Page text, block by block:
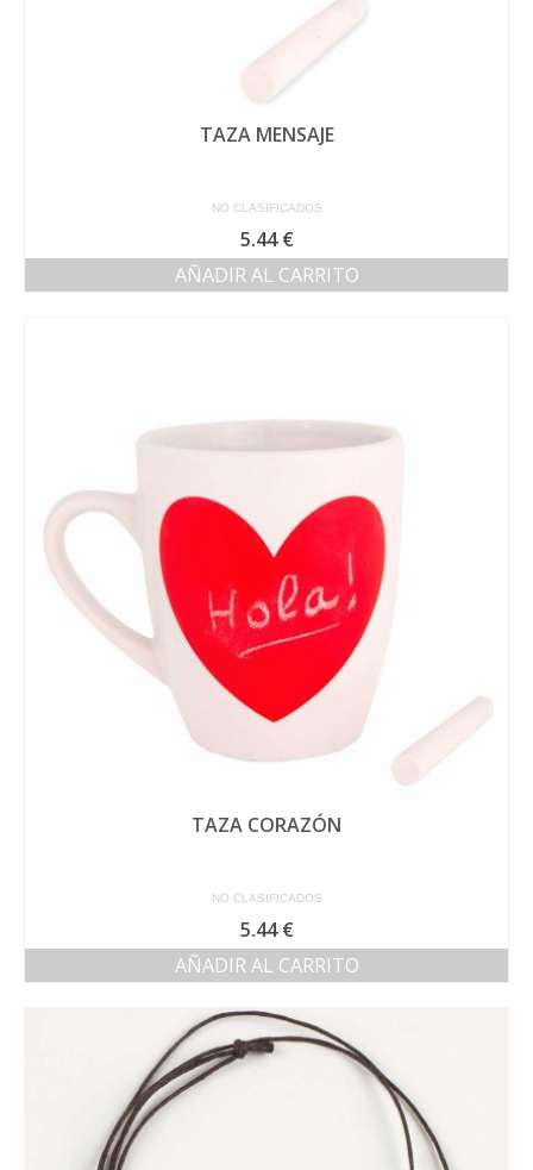
TAZA MENSAJE
NO CLASIFICADOS
5.44€
AÑADIR AL CARRITO
TAZA CORAZÓN
NO CLASIFICADOS
5.44€
AÑADIR AL CARRITO